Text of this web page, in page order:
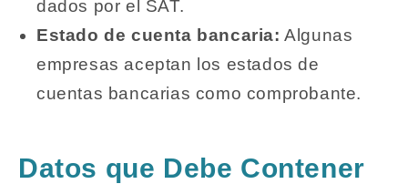
dados por el SAT.
Estado de cuenta bancaria: Algunas
empresas aceptan los estados de
cuentas bancarias como comprobante.
Datos que Debe Contener